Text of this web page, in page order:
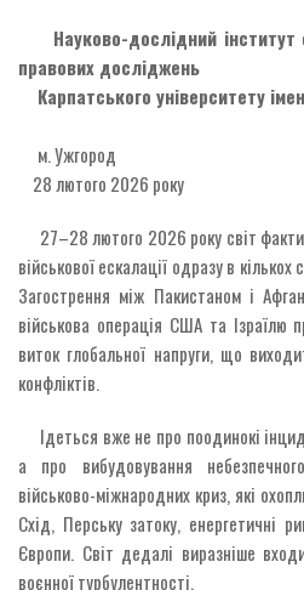
Науково-дослідний інститут
правових досліджень
Карпатського університету
м. Ужгород
28 лютого 2026 року
27–28 лютого 2026 року світ
військової ескалації одразу в
Загострення між Пакистаном і
військова операція США та Ізраїлю
виток глобальної напруги, що
конфліктів.
Ідеться вже не про поодинокі
а про вибудовування
військово-міжнародних криз, які
Схід, Перську затоку, енергетичні
Європи. Світ дедалі виразніше
воєнної турбулентності.